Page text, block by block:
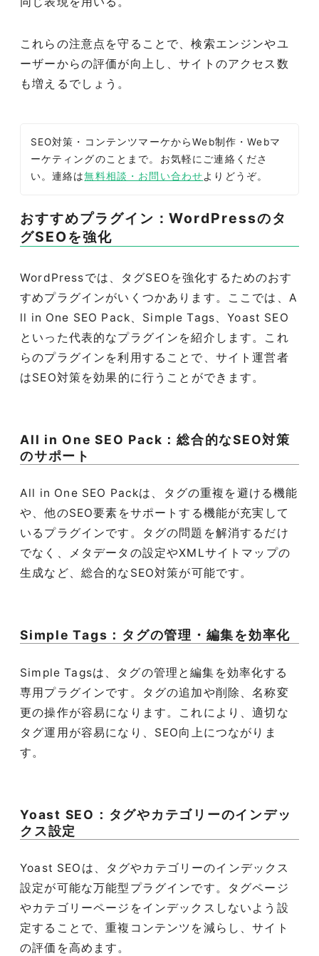
これらの注意点を守ることで、検索エンジンやユ
ーザーからの評価が向上し、サイトのアクセス数
も増えるでしょう。
SEO対策・コンテンツマーケからWeb制作・Webマ
ーケティングのことまで。お気軽にご連絡くださ
い。連絡は無料相談・お問い合わせよりどうぞ。
おすすめプラグイン：WordPressのタ
グSEOを強化
WordPressでは、タグSEOを強化するためのおす
すめプラグインがいくつかあります。ここでは、A
ll in One SEO Pack、Simple Tags、Yoast SEO
といった代表的なプラグインを紹介します。これ
らのプラグインを利用することで、サイト運営者
はSEO対策を効果的に行うことができます。
All in One SEO Pack：総合的なSEO対策
のサポート
All in One SEO Packは、タグの重複を避ける機能
や、他のSEO要素をサポートする機能が充実して
いるプラグインです。タグの問題を解消するだけ
でなく、メタデータの設定やXMLサイトマップの
生成など、総合的なSEO対策が可能です。
Simple Tags：タグの管理・編集を効率化
Simple Tagsは、タグの管理と編集を効率化する
専用プラグインです。タグの追加や削除、名称変
更の操作が容易になります。これにより、適切な
タグ運用が容易になり、SEO向上につながりま
す。
Yoast SEO：タグやカテゴリーのインデッ
クス設定
Yoast SEOは、タグやカテゴリーのインデックス
設定が可能な万能型プラグインです。タグページ
やカテゴリーページをインデックスしないよう設
定することで、重複コンテンツを減らし、サイト
の評価を高めます。